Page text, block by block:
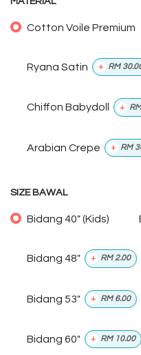
Cotton Voile Premium
Ryana Satin + RM
Chiffon Babydoll +
Arabian Crepe + RM
SIZE BAWAL
Bidang 40" (Kids)
Bidang 48" + RM2.00
Bidang 53" + RM 6.00
Bidang 60" + RM 10.00